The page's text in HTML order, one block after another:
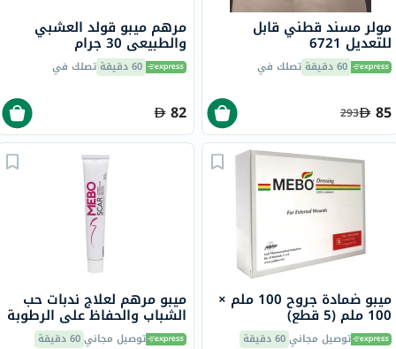
مولر مسند قطني قابل
للتعديل 6721
60 دقيقة تصلك في
85
293
مرهم ميبو قولد العشبي
والطبيعي 30 جرام
60 دقيقة تصلك في
82
ميبو ضمادة جروح 100 ملم ×
100 ملم (5 قطع)
توصيل مجاني60 دقيقة
ميبو مرهم لعلاج ندبات حب
الشباب والحفاظ على الرطوبة
50 جرام توصيل مجاني60 دقيقة